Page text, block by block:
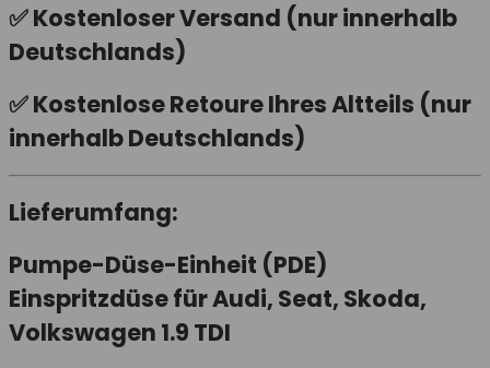
✅Kostenloser Versand (nur innerhalb
Deutschlands)
✅Kostenlose RetoureIhres Altteils (nur
innerhalb Deutschlands)
Lieferumfang:
Pumpe-Düse-Einheit (PDE)
Einspritzdüse für Audi, Seat, Skoda,
Volkswagen 1.9 TDI